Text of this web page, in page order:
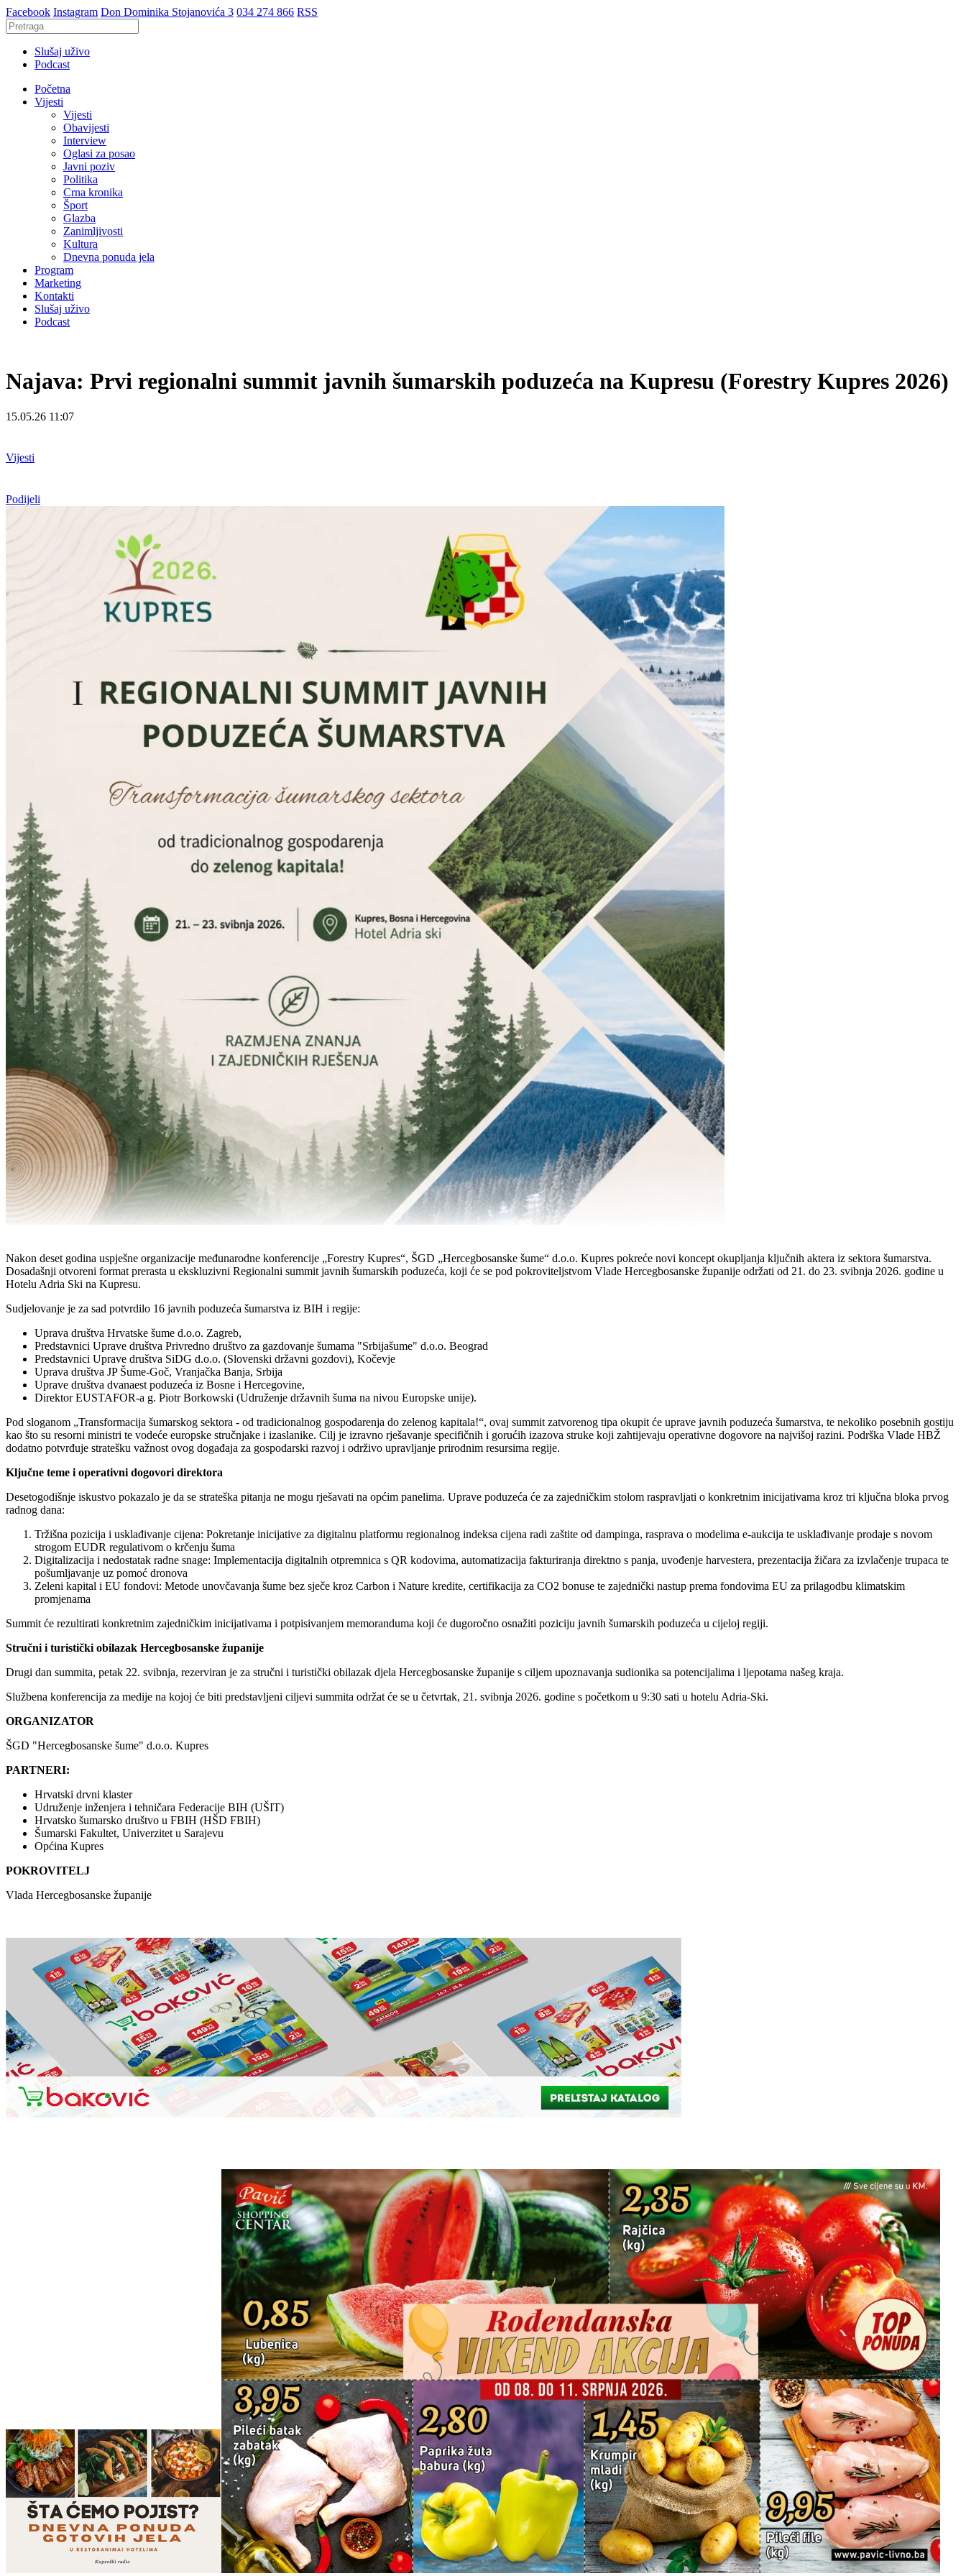
Facebook Instagram Don Dominika Stojanovića 3 034 274 866 RSS
Slušaj uživo
Podcast
Početna
Vijesti
Vijesti
Obavijesti
Interview
Oglasi za posao
Javni poziv
Politika
Crna kronika
Šport
Glazba
Zanimljivosti
Kultura
Dnevna ponuda jela
Program
Marketing
Kontakti
Slušaj uživo
Podcast
Najava: Prvi regionalni summit javnih šumarskih poduzeća na Kupresu (Forestry Kupres 2026)
15.05.26 11:07
Vijesti
Podijeli
Nakon deset godina uspješne organizacije međunarodne konferencije „Forestry Kupres“, ŠGD „Hercegbosanske šume“ d.o.o. Kupres pokreće novi koncept okupljanja ključnih aktera iz sektora šumarstva.
Dosadašnji otvoreni format prerasta u ekskluzivni Regionalni summit javnih šumarskih poduzeća, koji će se pod pokroviteljstvom Vlade Hercegbosanske županije održati od 21. do 23. svibnja 2026. godine u
Hotelu Adria Ski na Kupresu.
Sudjelovanje je za sad potvrdilo 16 javnih poduzeća šumarstva iz BIH i regije:
Uprava društva Hrvatske šume d.o.o. Zagreb,
Predstavnici Uprave društva Privredno društvo za gazdovanje šumama "Srbijašume" d.o.o. Beograd
Predstavnici Uprave društva SiDG d.o.o. (Slovenski državni gozdovi), Kočevje
Uprava društva JP Šume-Goč, Vranjačka Banja, Srbija
Uprave društva dvanaest poduzeća iz Bosne i Hercegovine,
Direktor EUSTAFOR-a g. Piotr Borkowski (Udruženje državnih šuma na nivou Europske unije).
Pod sloganom „Transformacija šumarskog sektora - od tradicionalnog gospodarenja do zelenog kapitala!“, ovaj summit zatvorenog tipa okupit će uprave javnih poduzeća šumarstva, te nekoliko posebnih gostiju
kao što su resorni ministri te vodeće europske stručnjake i izaslanike. Cilj je izravno rješavanje specifičnih i gorućih izazova struke koji zahtijevaju operativne dogovore na najvišoj razini. Podrška Vlade HBŽ
dodatno potvrđuje stratešku važnost ovog događaja za gospodarski razvoj i održivo upravljanje prirodnim resursima regije.
Ključne teme i operativni dogovori direktora
Desetogodišnje iskustvo pokazalo je da se strateška pitanja ne mogu rješavati na općim panelima. Uprave poduzeća će za zajedničkim stolom raspravljati o konkretnim inicijativama kroz tri ključna bloka prvog
radnog dana:
Tržišna pozicija i usklađivanje cijena: Pokretanje inicijative za digitalnu platformu regionalnog indeksa cijena radi zaštite od dampinga, rasprava o modelima e-aukcija te usklađivanje prodaje s novom
strogom EUDR regulativom o krčenju šuma
Digitalizacija i nedostatak radne snage: Implementacija digitalnih otpremnica s QR kodovima, automatizacija fakturiranja direktno s panja, uvođenje harvestera, prezentacija žičara za izvlačenje trupaca te
pošumljavanje uz pomoć dronova
Zeleni kapital i EU fondovi: Metode unovčavanja šume bez sječe kroz Carbon i Nature kredite, certifikacija za CO2 bonuse te zajednički nastup prema fondovima EU za prilagodbu klimatskim
promjenama
Summit će rezultirati konkretnim zajedničkim inicijativama i potpisivanjem memoranduma koji će dugoročno osnažiti poziciju javnih šumarskih poduzeća u cijeloj regiji.
Stručni i turistički obilazak Hercegbosanske županije
Drugi dan summita, petak 22. svibnja, rezerviran je za stručni i turistički obilazak djela Hercegbosanske županije s ciljem upoznavanja sudionika sa potencijalima i ljepotama našeg kraja.
Službena konferencija za medije na kojoj će biti predstavljeni ciljevi summita održat će se u četvrtak, 21. svibnja 2026. godine s početkom u 9:30 sati u hotelu Adria-Ski.
ORGANIZATOR
ŠGD "Hercegbosanske šume" d.o.o. Kupres
PARTNERI:
Hrvatski drvni klaster
Udruženje inženjera i tehničara Federacije BIH (UŠIT)
Hrvatsko šumarsko društvo u FBIH (HŠD FBIH)
Šumarski Fakultet, Univerzitet u Sarajevu
Općina Kupres
POKROVITELJ
Vlada Hercegbosanske županije